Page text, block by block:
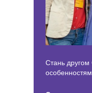
Стань другом